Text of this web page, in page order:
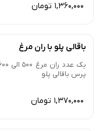
1,360,000 تومان
باقالی پلو با ران مرغ
پرس باقالی پلو
1,370,000 تومان